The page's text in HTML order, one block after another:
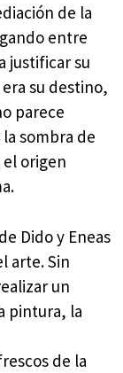
de la
entre
justificar su
su destino,
parece
sombra de
origen
Dido y Eneas
arte. Sin
un
pintura, la
de la